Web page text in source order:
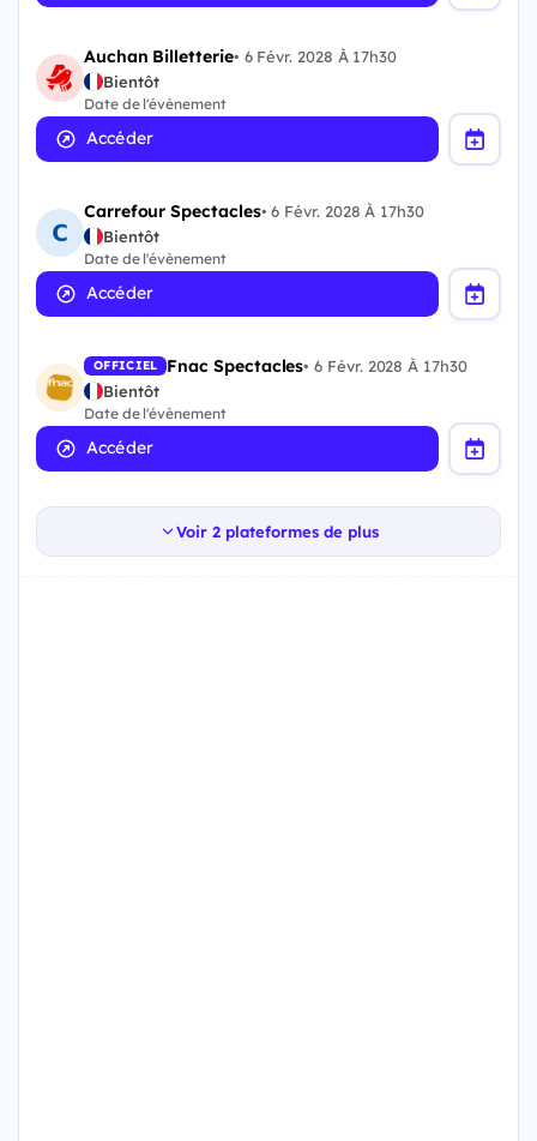
Auchan Billetterie• 6 Févr. 2028 À 17h30
Bientôt
Date de l'évènement
Accéder
Carrefour Spectacles•6 Févr. 2028 À 17h30
Bientôt
Date de l'évènement
Accéder
OFFICIEL Fnac Spectacles•6 Févr. 2028 À 17h30
Bientôt
Date de l'évènement
Accéder
Voir 2 plateformes de plus